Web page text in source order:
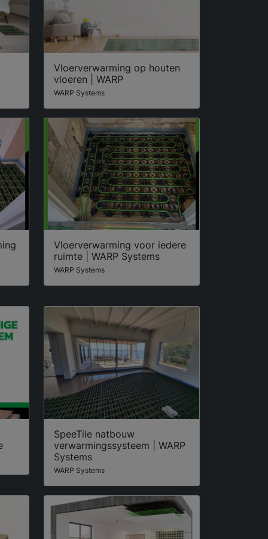
Vloerverwarming op houten
vloeren | WARP
WARP Systems
Vloerverwarming voor iedere
ruimte | WARP Systems
WARP Systems
SpeeTile natbouw
verwarmingssysteem | WARP
Systems
WARP Systems